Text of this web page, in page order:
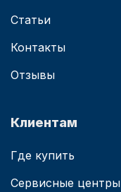
Статьи
Контакты
Отзывы
Клиентам
Где купить
Сервисные центры